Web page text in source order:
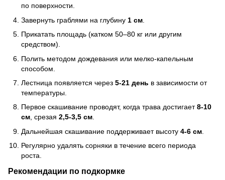
по поверхности.
Завернуть граблями на глубину 1 см
Прикатать площадь (катком 50–80 кг или другим
средством).
Полить методом дождевания или мелко-капельным
способом.
Лестница появляется через 5-21 день в зависимости от
температуры.
Первое скашивание проводят, когда трава достигает8-10
см, срезая 2,5-3,5 см.
Дальнейшая скашивание поддерживает высоту 4-6 см
Регулярно удалять сорняки в течение всего периода
роста.
Рекомендации по подкормке